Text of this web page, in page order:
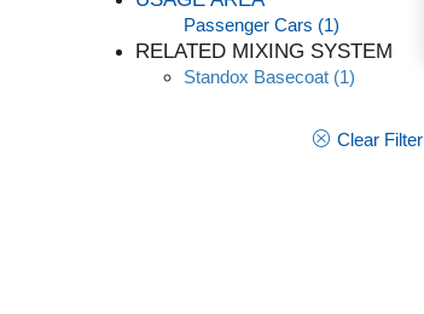
Passenger Cars (1)
RELATED MIXING SYSTEM
Standox Basecoat (1)
Clear Filter